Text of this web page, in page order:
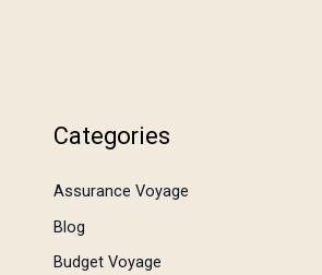
Categories
Assurance Voyage
Blog
Budget Voyage